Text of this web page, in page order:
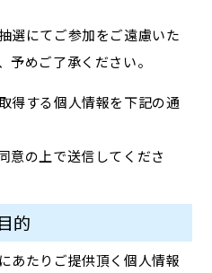
選にてご参加をご遠慮いた
予めご了承ください。
得する個人情報を下記の通
意の上で送信してくださ
的
あたりご提供頂く個人情報